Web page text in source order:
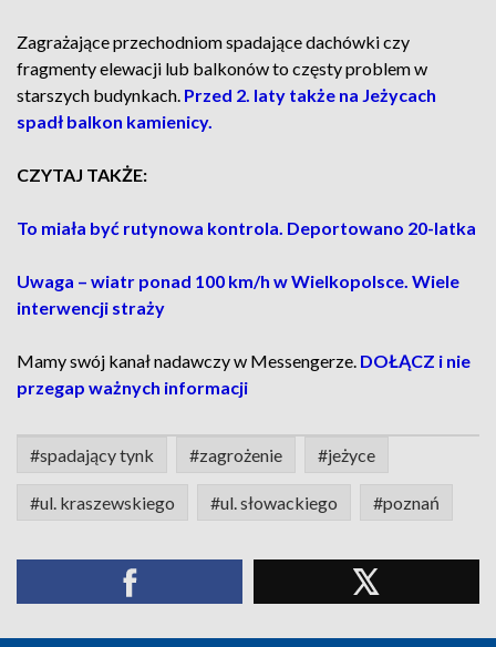
Zagrażające przechodniom spadające dachówki czy
fragmenty elewacji lub balkonów to częsty problem w
starszych budynkach. Przed 2. laty także na Jeżycach
spadł balkon kamienicy.
CZYTAJ TAKŻE:
To miała być rutynowa kontrola. Deportowano 20-latka
Uwaga – wiatr ponad 100 km/h w Wielkopolsce. Wiele
interwencji straży
Mamy swój kanał nadawczy w Messengerze. DOŁĄCZ i nie
przegap ważnych informacji
#spadający tynk #zagrożenie #jeżyce
#ul. kraszewskiego #ul. słowackiego #poznań